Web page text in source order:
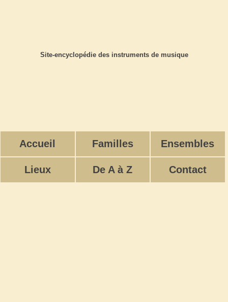
Site-encyclopédie des instruments de musique
Accueil Familles Ensembles
Lieux De A à Z Contact